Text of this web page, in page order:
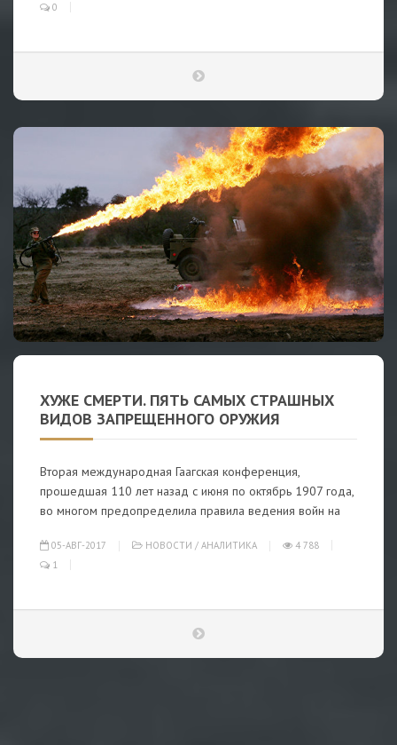
0
ХУЖЕ СМЕРТИ. ПЯТЬ САМЫХ СТРАШНЫХ
ВИДОВ ЗАПРЕЩЕННОГО ОРУЖИЯ
Вторая международная Гаагская конференция,
прошедшая 110 лет назад с июня по октябрь 1907 года,
во многом предопределила правила ведения войн на
05-АВГ-2017 НОВОСТИ / АНАЛИТИКА
4 788
1